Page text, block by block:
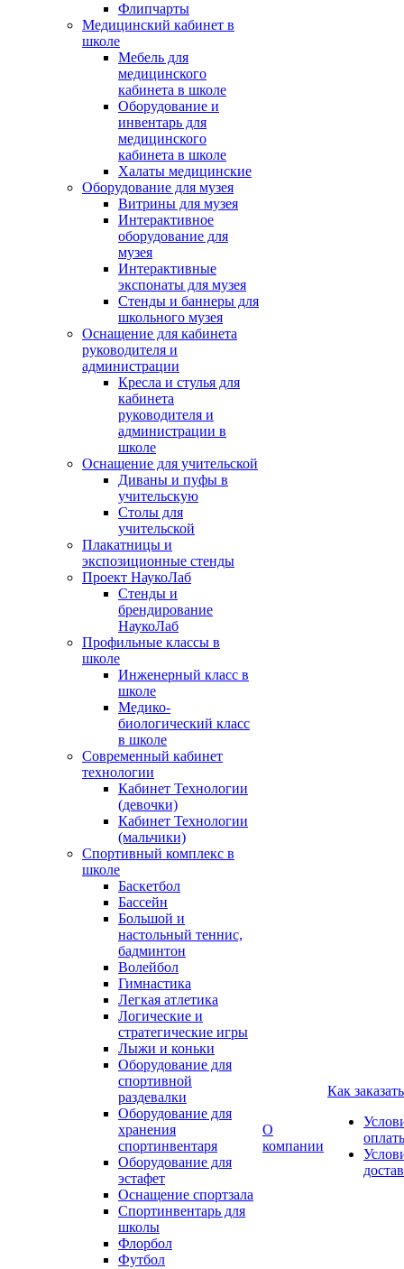
Флипчарты
Медицинский кабинет в
школе
Мебель для
медицинского
кабинета в школе
Оборудование и
инвентарь для
медицинского
кабинета в школе
Халаты медицинские
Оборудование для музея
Витрины для музея
Интерактивное
оборудование для
музея
Интерактивные
экспонаты для музея
Стенды и баннеры для
школьного музея
Оснащение для кабинета
руководителя и
администрации
Кресла и стулья для
кабинета
руководителя и
администрации в
школе
Оснащение для учительской
Диваны и пуфы в
учительскую
Столы для
учительской
Плакатницы и
экспозиционные стенды
Проект НаукоЛаб
Стенды и
брендирование
НаукоЛаб
Профильные классы в
школе
Инженерный класс в
школе
Медико-
биологический класс
в школе
Современный кабинет
технологии
Кабинет Технологии
(девочки)
Кабинет Технологии
(мальчики)
Спортивный комплекс в
школе
Баскетбол
Бассейн
Большой и
настольный теннис,
бадминтон
Волейбол
Гимнастика
Легкая атлетика
Логические и
стратегические игры
Лыжи и коньки
Оборудование для
спортивной
раздевалки
Оборудование для
хранения
спортинвентаря
Оборудование для
эстафет
Оснащение спортзала
Спортинвентарь для
школы
Флорбол
Футбол
О
компании
Как